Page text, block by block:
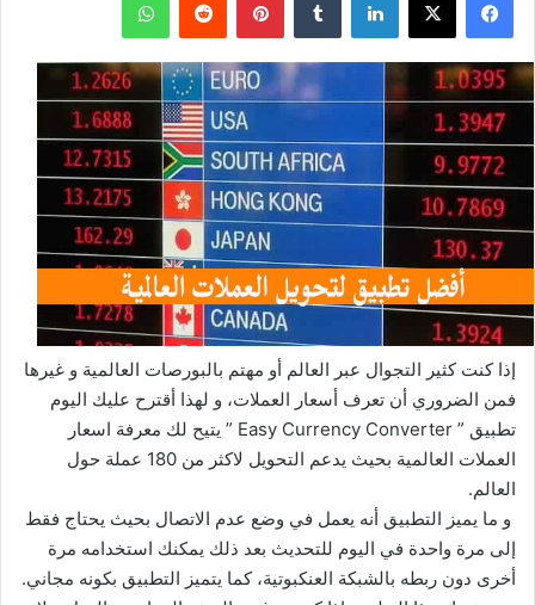
إذا كنت كثير التجوال عبر العالم أو مهتم بالبورصات العالمية و غيرها
فمن الضروري أن تعرف أسعار العملات، و لهذا أقترح عليك اليوم
تطبيق ” Easy Currency Converter ” يتيح لك معرفة اسعار
العملات العالمية بحيث يدعم التحويل لاكثر من 180 عملة حول
العالم.
و ما يميز التطبيق أنه يعمل في وضع عدم الاتصال بحيث يحتاج فقط
إلى مرة واحدة في اليوم للتحديث بعد ذلك يمكنك استخدامه مرة
أخرى دون ربطه بالشبكة العنكبوتية، كما يتميز التطبيق بكونه مجاني.